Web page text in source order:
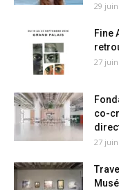
29
Fine
27
co-
27